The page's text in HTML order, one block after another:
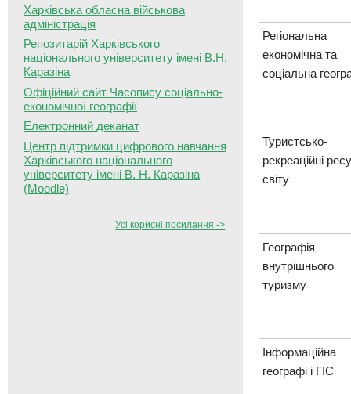
Регіональна
економічна та
соціальна
Туристсько-
рекреаційні
світу
Географія
внутрішнього
туризму
Інформаційна
географі і ГІС
Харківська обласна військова
адміністрація
Репозитарій Харківського
національного університету імені В.Н.
Каразіна
Офіційний сайт Часопису соціально-
економічної географії
Електронний деканат
Центр підтримки цифрового навчання
Харківського національного
університету імені В. Н. Каразіна
(Moodle)
Усі корисні посилання ->